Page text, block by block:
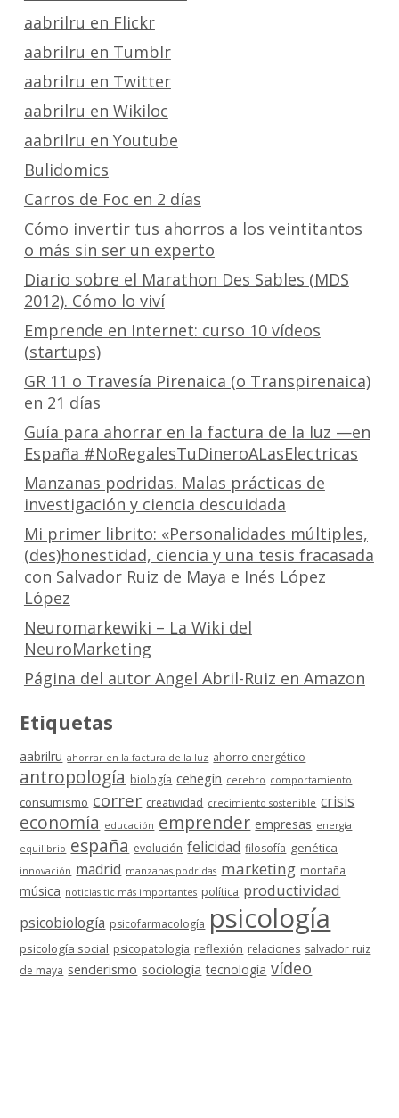
aabrilru en Flickr
aabrilru en Tumblr
aabrilru en Twitter
aabrilru en Wikiloc
aabrilru en Youtube
Bulidomics
Carros de Foc en 2 días
Cómo invertir tus ahorros a los veintitantos
o más sin ser un experto
Diario sobre el Marathon Des Sables (MDS
2012). Cómo lo viví
Emprende en Internet: curso 10 vídeos
(startups)
GR 11 o Travesía Pirenaica (o Transpirenaica)
en 21 días
Guía para ahorrar en la factura de la luz —en
España #NoRegalesTuDineroALasElectricas
Manzanas podridas. Malas prácticas de
investigación y ciencia descuidada
Mi primer librito: «Personalidades múltiples,
(des)honestidad, ciencia y una tesis fracasada
con Salvador Ruiz de Maya e Inés López
López
Neuromarkewiki – La Wiki del
NeuroMarketing
Página del autor Angel Abril-Ruiz en Amazon
Etiquetas
aabrilru ahorrar en la factura de la luz ahorro energético
antropología biología cehegín cerebro comportamiento
consumismo correr creatividad crecimiento sostenible crisis
economía educación emprender empresas energía
equilibrio españa evolución felicidad filosofía genética
innovación madrid manzanas podridas marketing montaña
música noticias tic más importantes política productividad
psicobiología psicofarmacología psicología
psicología social psicopatología reflexión relaciones salvador ruiz
de maya senderismo sociología tecnología vídeo